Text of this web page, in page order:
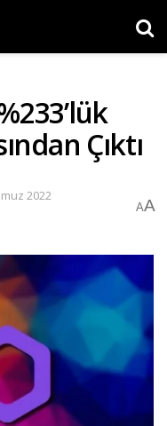
Çıktı
2022
AA